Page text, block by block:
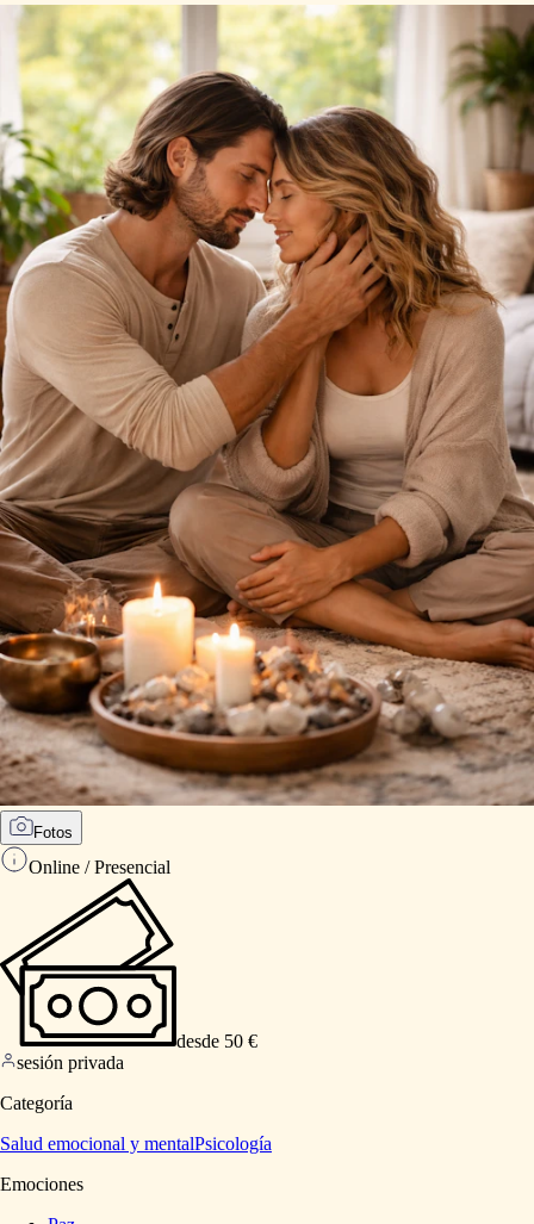
Fotos
Online / Presencial
desde 50 €
sesión privada
Categoría
Salud emocional y mentalPsicología
Emociones